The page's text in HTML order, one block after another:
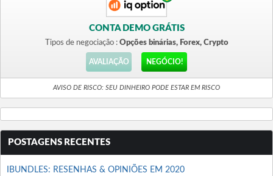
CONTA DEMO GRÁTIS
Tipos de negociação : Opções binárias, Forex, Crypto
AVALIAÇÃO NEGÓCIO!
AVISO DE RISCO: SEU DINHEIRO PODE ESTAR EM RISCO
POSTAGENS RECENTES
IBUNDLES: RESENHAS & OPINIÕES EM 2020